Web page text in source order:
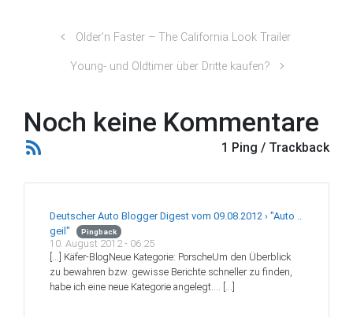
Older’n Faster – The California Look Trailer
Young- und Oldtimer über Dritte kaufen?
Noch keine Kommentare
1 Ping / Trackback
Deutscher Auto Blogger Digest vom 09.08.2012 › "Auto ..
geil"
Pingback
10. August 2012 - 06:25
[…] Käfer-BlogNeue Kategorie: PorscheUm den Überblick
zu bewahren bzw. gewisse Berichte schneller zu finden,
habe ich eine neue Kategorie angelegt.… […]